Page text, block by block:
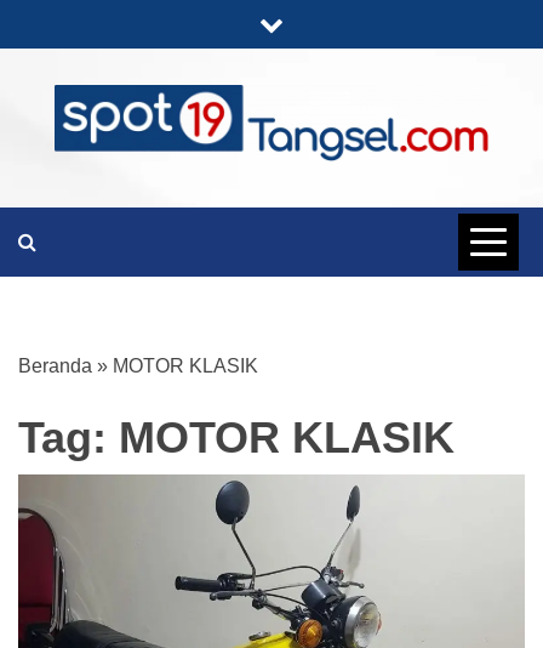
to
content
SPOT19
Beranda » MOTOR KLASIK
Tag: MOTOR KLASIK